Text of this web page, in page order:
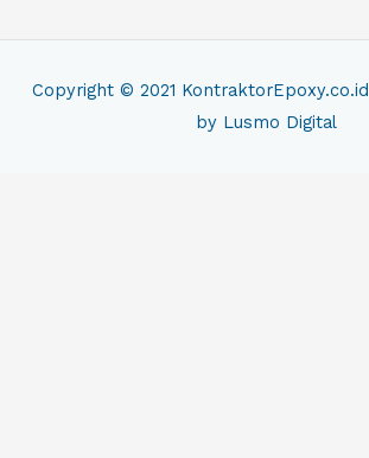
Copyright © 2021 KontraktorEpoxy.co.id
by Lusmo Digital